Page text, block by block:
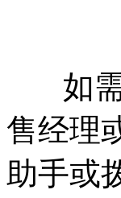
如需
售经理
助手或